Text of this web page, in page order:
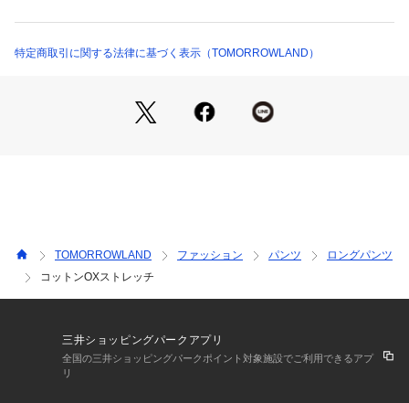
商品番号:21-04-41-04003
商品番号：1095000010105 （モール）
特定商取引に関する法律に基づく表示（TOMORROWLAND）
TOMORROWLAND ファッション パンツ
ロングパンツ
コットンOXストレッチ
三井ショッピングパークアプリ
全国の三井ショッピングパークポイント対象施設でご利用できるアプ
リ